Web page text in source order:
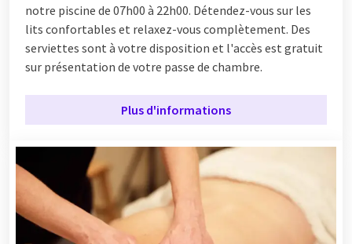
notre piscine de 07h00 à 22h00. Détendez-vous sur les
lits confortables et relaxez-vous complètement. Des
serviettes sont à votre disposition et l'accès est gratuit
sur présentation de votre passe de chambre.
Plus d'informations